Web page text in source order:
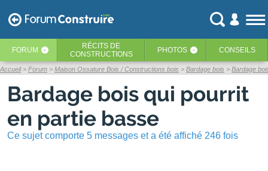
FORUM ‹ RÉCITS DE
CONSTRUCTIONS
PHOTOS ‹ CONSEILS
Accueil Forum Maison Ossature Bois / Constructions bois Bardage bois Bardage
Bardage bois qui pourrit
en partie basse
Ce sujet comporte 5 messages et a été affiché 246 fois